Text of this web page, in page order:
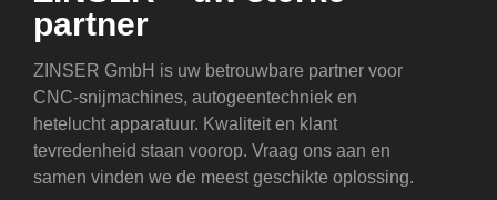
partner
ZINSER GmbH is uw betrouwbare partner voor
CNC-snijmachines, autogeentechniek en
hetelucht apparatuur. Kwaliteit en klant
tevredenheid staan voorop. Vraag ons aan en
samen vinden we de meest geschikte oplossing.